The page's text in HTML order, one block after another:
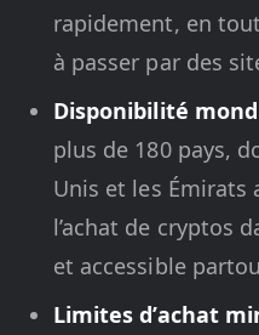
rapidement, en
à passer par des
Disponibilité
plus de 180 pays,
Unis et les Émirats
l’achat de cryptos
et accessible
Limites d’achat